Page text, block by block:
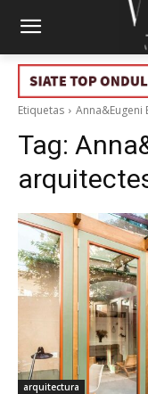
Etiquetas Anna&Eugeni
Tag:
arquitectura